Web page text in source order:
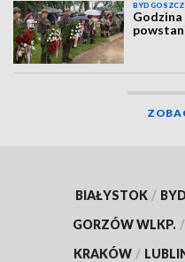
BYDGOSZCZ
Godzina
BIAŁYSTOK /
GORZÓW WLKP. /
KRAKÓW /